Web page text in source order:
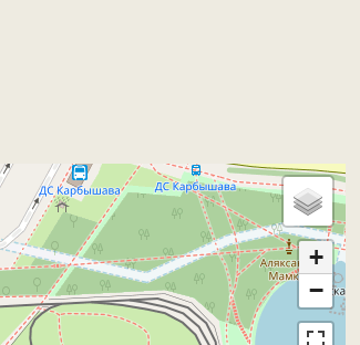
+
−